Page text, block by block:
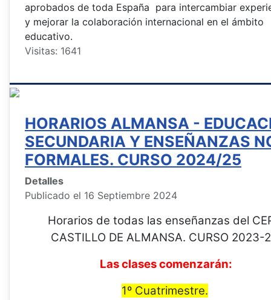
aprobados de toda España para intercambiar
y mejorar la colaboración internacional en el ámbito
educativo.
Visitas: 1641
HORARIOS ALMANSA -
SECUNDARIA Y ENSEÑANZAS
FORMALES. CURSO 2024/25
Detalles
Publicado el 16 Septiembre 2024
Horarios de todas las enseñanzas del
CASTILLO DE ALMANSA. CURSO 2023-
Las clases comenzarán:
1º Cuatrimestre.